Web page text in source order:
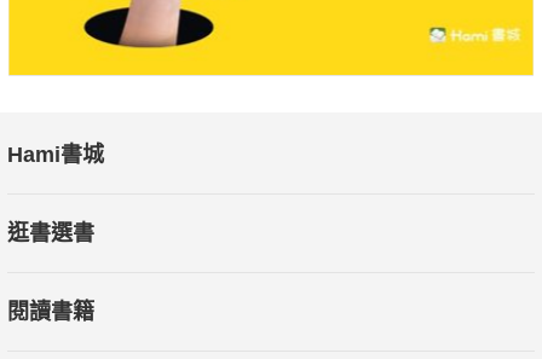
Hami書城
逛書選書
閱讀書籍